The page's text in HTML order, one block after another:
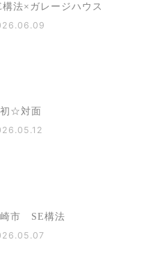
構法×ガレージハウス
☆対面
崎市 SE構法